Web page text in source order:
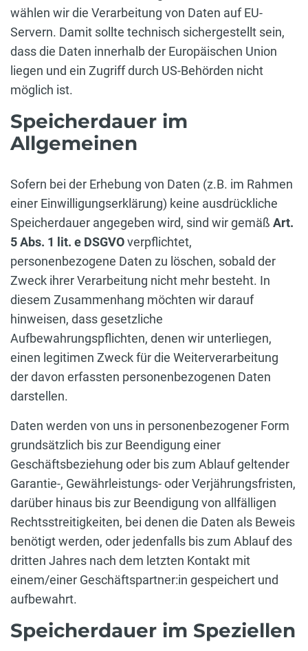
wählen wir die Verarbeitung von Daten auf EU-
Servern. Damit sollte technisch sichergestellt sein,
dass die Daten innerhalb der Europäischen Union
liegen und ein Zugriff durch US-Behörden nicht
möglich ist.
Speicherdauer im
Allgemeinen
Sofern bei der Erhebung von Daten (z.B. im Rahmen
einer Einwilligungserklärung) keine ausdrückliche
Speicherdauer angegeben wird, sind wir gemäß Art.
5 Abs. 1 lit. e DSGVOverpflichtet,
personenbezogene Daten zu löschen, sobald der
Zweck ihrer Verarbeitung nicht mehr besteht. In
diesem Zusammenhang möchten wir darauf
hinweisen, dass gesetzliche
Aufbewahrungspflichten, denen wir unterliegen,
einen legitimen Zweck für die Weiterverarbeitung
der davon erfassten personenbezogenen Daten
darstellen.
Daten werden von uns in personenbezogener Form
grundsätzlich bis zur Beendigung einer
Geschäftsbeziehung oder bis zum Ablauf geltender
Garantie-, Gewährleistungs- oder Verjährungsfristen,
darüber hinaus bis zur Beendigung von allfälligen
Rechtsstreitigkeiten, bei denen die Daten als Beweis
benötigt werden, oder jedenfalls bis zum Ablauf des
dritten Jahres nach dem letzten Kontakt mit
einem/einer Geschäftspartner:in gespeichert und
aufbewahrt.
Speicherdauer im Speziellen